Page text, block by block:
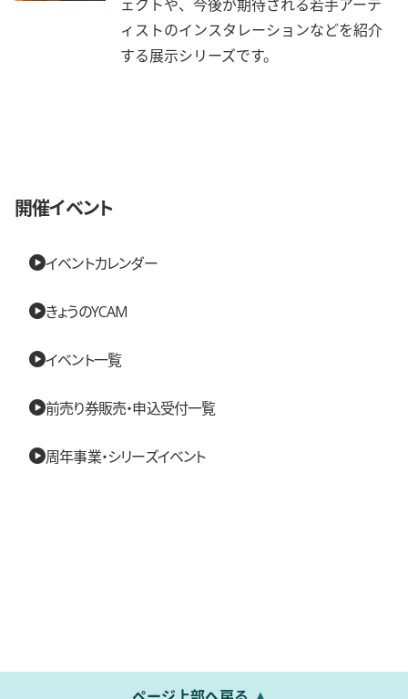
ィストのインスタレーションなどを紹介
する展示シリーズです。
開催イベント
イベントカレンダー
きょうのYCAM
イベント一覧
前売り券販売・申込受付一覧
周年事業・シリーズイベント